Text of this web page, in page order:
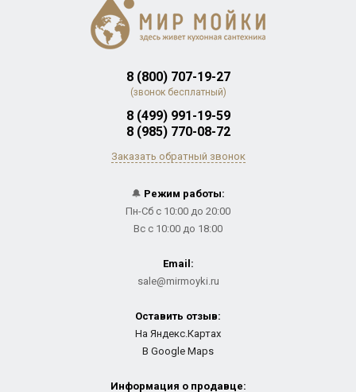
8 (800) 707-19-27
(звонок бесплатный)
8 (499) 991-19-59
8 (985) 770-08-72
Заказать обратный звонок
🔔 Режим работы:
Пн-Сб с 10:00 до 20:00
Вс с 10:00 до 18:00
Email:
sale@mirmoyki.ru
Оставить отзыв:
На Яндекс.Картах
В Google Maps
Информация о продавце: